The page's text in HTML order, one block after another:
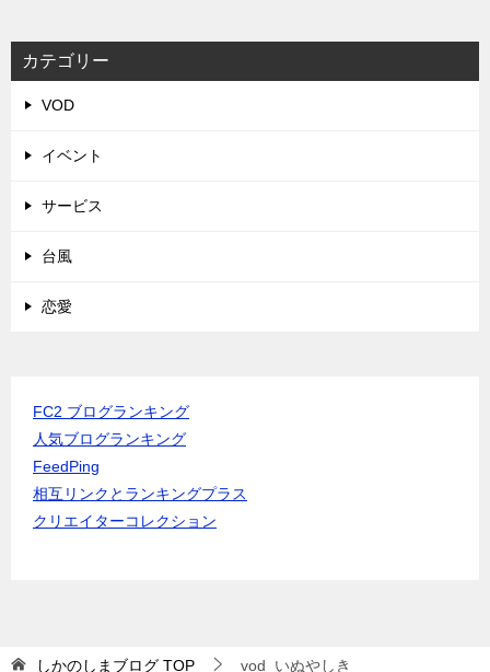
カテゴリー
VOD
イベント
サービス
台風
恋愛
FC2 ブログランキング
人気ブログランキング
FeedPing
相互リンクとランキングプラス
クリエイターコレクション
しかのしまブログ TOP vod_いぬやしき